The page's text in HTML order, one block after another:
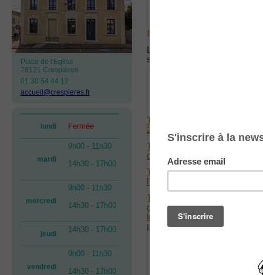
Place de l'Eglise
78121 Crespières
01 30 54 44 12
accueil@crespieres.fr
lundi Fermée
mardi
9h00 - 11h30
14h30 - 17h00
mercredi
9h00 - 11h30
14h30 - 17h00
jeudi 14h30 - 17h00
vendredi
9h00 - 11h30
14h30 - 17h00
POUR LA CAMPAGNE
Les périodes d’ouverture
suit :
Télécharger l’arrêté portant
2027
Télécharger l’arrêté portant
de chasse pour la saison
Télécharger l’arrêté
l’espèce sanglier autour des
Télécharger l’arrêté
groupe des espèces
les périodes et les modalités
pour la période du 1er juillet